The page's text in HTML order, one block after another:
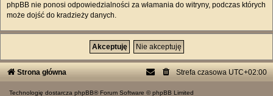
phpBB nie ponosi odpowiedzialności za włamania do witryny, podczas których
może dojść do kradzieży danych.
Strona główna Strefa czasowa UTC+02:00
Technologię dostarcza phpBB® Forum Software © phpBB Limited